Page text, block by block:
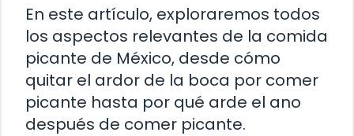
En este artículo, exploraremos todos
los aspectos relevantes de la comida
picante de México, desde cómo
quitar el ardor de la boca por comer
picante hasta por qué arde el ano
después de comer picante.